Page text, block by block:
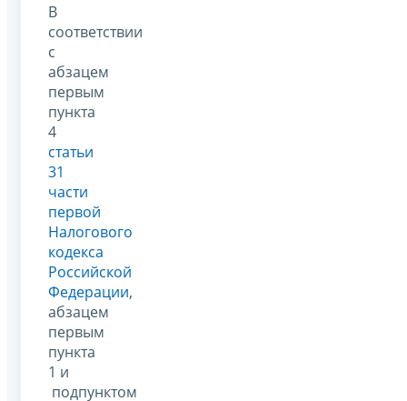
В
соответствии
с
абзацем
первым
пункта
4
статьи
31
части
первой
Налогового
кодекса
Российской
Федерации,
абзацем
первым
пункта
1 и
подпунктом